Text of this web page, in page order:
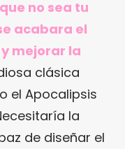
no sea tu
acabara el
mejorar la
clásica
el Apocalipsis
la
de diseñar el